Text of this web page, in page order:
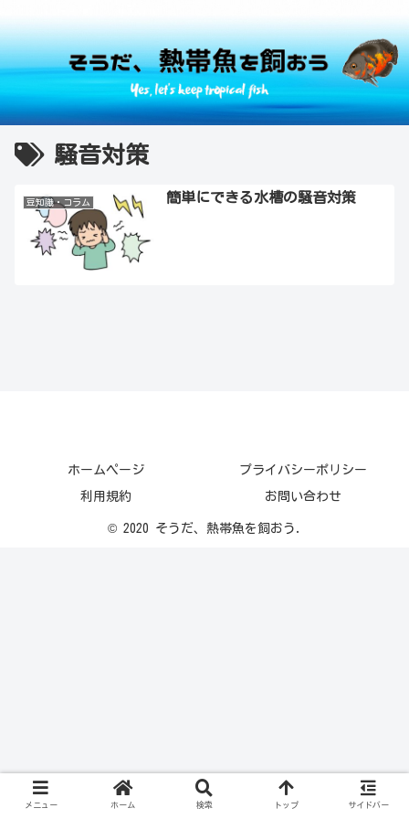
騒音対策
豆知識・コラム 簡単にできる水槽の騒音対策
ホームページ プライバシーポリシー
利用規約 お問い合わせ
© 2020 そうだ、熱帯魚を飼おう.
メニュー ホーム 検索 トップ サイドバー